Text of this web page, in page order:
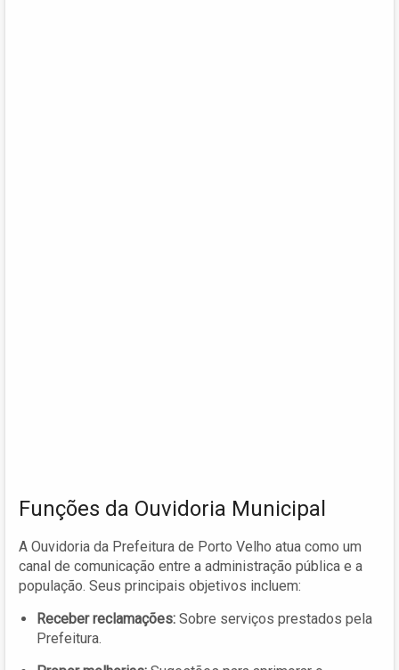
Funções da Ouvidoria Municipal
A Ouvidoria da Prefeitura de Porto Velho atua como um
canal de comunicação entre a administração pública e a
população. Seus principais objetivos incluem:
Receber reclamações: Sobre serviços prestados pela
Prefeitura.